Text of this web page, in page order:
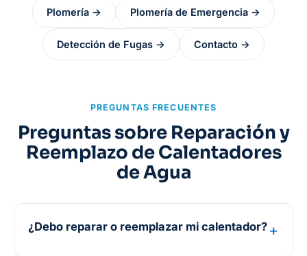
Plomería → Plomería de Emergencia →
Detección de Fugas → Contacto →
PREGUNTAS FRECUENTES
Preguntas sobre Reparación y
Reemplazo de Calentadores
de Agua
¿Debo reparar o reemplazar mi calentador?